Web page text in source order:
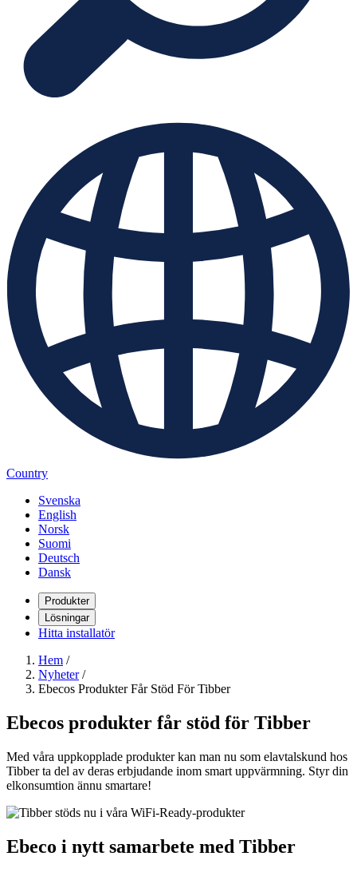
Country
Svenska
English
Norsk
Suomi
Deutsch
Dansk
Produkter
Lösningar
Hitta installatör
Hem /
Nyheter/
Ebecos Produkter Får Stöd För Tibber
Ebecos produkter får stöd för Tibber
Med våra uppkopplade produkter kan man nu som elavtalskund hos
Tibber ta del av deras erbjudande inom smart uppvärmning. Styr din
elkonsumtion ännu smartare!
Ebeco i nytt samarbete med Tibber